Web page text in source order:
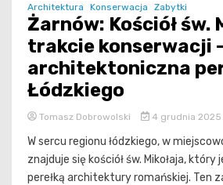
Architektura Konserwacja Zabytki
Żarnów: Kościół św.
trakcie konserwacji
architektoniczna
Łódzkiego
Tomasz Dobrowolski 4 grudnia 2025
W sercu regionu łódzkiego, w
znajduje się kościół św. Mikołaja,
perełką architektury romańskiej. Ten